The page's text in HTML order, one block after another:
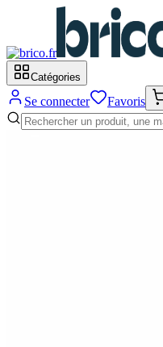
Catégories
Se connecter Favoris